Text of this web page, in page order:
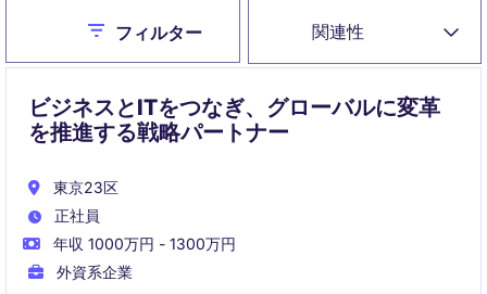
関連性
Closeフィルター
ビジネスとITをつなぎ、グローバルに変革
を推進する戦略パートナー
東京23区
正社員
年収 1000万円 - 1300万円
外資系企業